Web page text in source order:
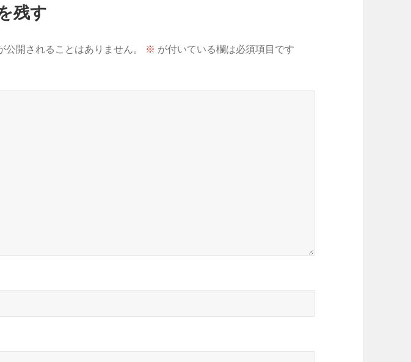
残す
公開されることはありません。 ※ が付いている欄は必須項目です